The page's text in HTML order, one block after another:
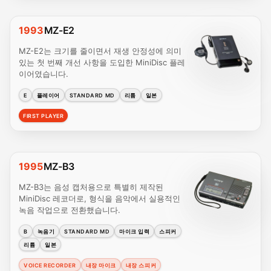
1993MZ-E2
MZ-E2는 크기를 줄이면서 재생 안정성에 의미
있는 첫 번째 개선 사항을 도입한 MiniDisc 플레
이어였습니다.
E 플레이어 STANDARD MD 리튬 일본
FIRST PLAYER
1995MZ-B3
MZ-B3는 음성 캡처용으로 특별히 제작된
MiniDisc 레코더로, 형식을 음악에서 실용적인
녹음 작업으로 전환했습니다.
B 녹음기 STANDARD MD 마이크 입력
스피커
리튬
일본
VOICE RECORDER 내장 마이크 내장 스피커